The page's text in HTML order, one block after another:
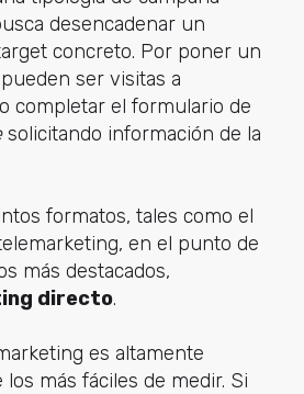
desencadenar un
concreto. Por poner un
ser visitas a
o completar el formulario de
solicitando información de la
formatos, tales como el
en el punto de
más destacados,
directo.
es altamente
más fáciles de medir. Si